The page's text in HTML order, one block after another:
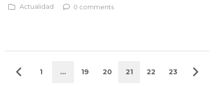
Actualidad 0 comments
1 … 19 20 21 22 23